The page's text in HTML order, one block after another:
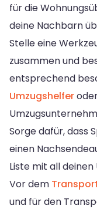
für die
deine Nachbarn
Stelle eine
zusammen und
entsprechend
Umzugshelfer
Sorge dafür, dass
einen
Liste mit all
Vor dem
und für den